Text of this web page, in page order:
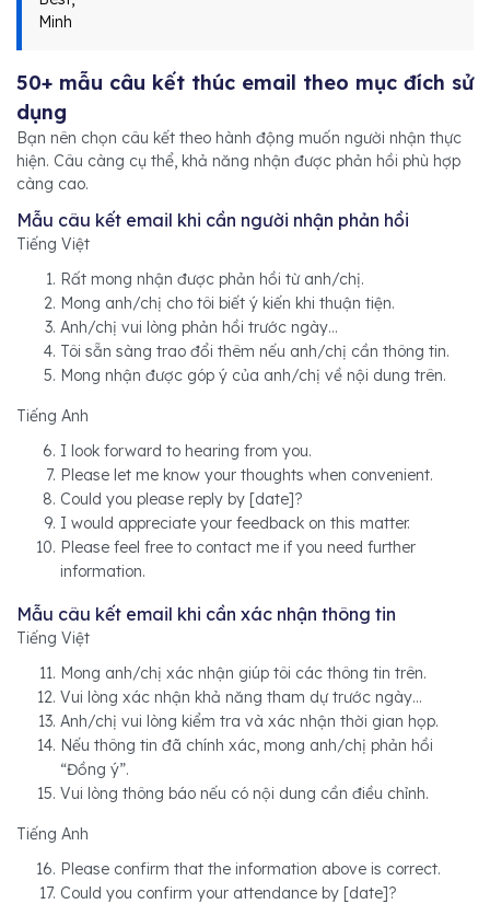
Minh
50+ mẫu câu kết thúc email theo mục đích sử
dụng
Bạn nên chọn câu kết theo hành động muốn người nhận thực
hiện. Câu càng cụ thể, khả năng nhận được phản hồi phù hợp
càng cao.
Mẫu câu kết email khi cần người nhận phản hồi
Tiếng Việt
Rất mong nhận được phản hồi từ anh/chị.
Mong anh/chị cho tôi biết ý kiến khi thuận tiện.
Anh/chị vui lòng phản hồi trước ngày…
Tôi sẵn sàng trao đổi thêm nếu anh/chị cần thông tin.
Mong nhận được góp ý của anh/chị về nội dung trên.
Tiếng Anh
I look forward to hearing from you.
Please let me know your thoughts when convenient.
Could you please reply by [date]?
I would appreciate your feedback on this matter.
Please feel free to contact me if you need further
information.
Mẫu câu kết email khi cần xác nhận thông tin
Tiếng Việt
Mong anh/chị xác nhận giúp tôi các thông tin trên.
Vui lòng xác nhận khả năng tham dự trước ngày…
Anh/chị vui lòng kiểm tra và xác nhận thời gian họp.
Nếu thông tin đã chính xác, mong anh/chị phản hồi
“Đồng ý”.
Vui lòng thông báo nếu có nội dung cần điều chỉnh.
Tiếng Anh
Please confirm that the information above is correct.
Could you confirm your attendance by [date]?